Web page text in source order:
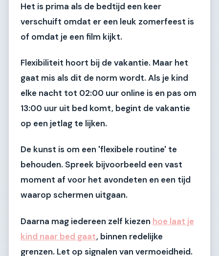
Het is prima als de bedtijd een keer
verschuift omdat er een leuk zomerfeest is
of omdat je een film kijkt.
Flexibiliteit hoort bij de vakantie. Maar het
gaat mis als dit de norm wordt. Als je kind
elke nacht tot 02:00 uur online is en pas om
13:00 uur uit bed komt, begint de vakantie
op een jetlag te lijken.
De kunst is om een 'flexibele routine' te
behouden. Spreek bijvoorbeeld een vast
moment af voor het avondeten en een tijd
waarop schermen uitgaan.
Daarna mag iedereen zelf kiezen hoe laat je
kind naar bed gaat, binnen redelijke
grenzen. Let op signalen van vermoeidheid.